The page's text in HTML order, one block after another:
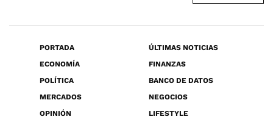
PORTADA
ÚLTIMAS NOTICIAS
ECONOMÍA
FINANZAS
POLÍTICA
BANCO DE DATOS
MERCADOS
NEGOCIOS
OPINIÓN
LIFESTYLE